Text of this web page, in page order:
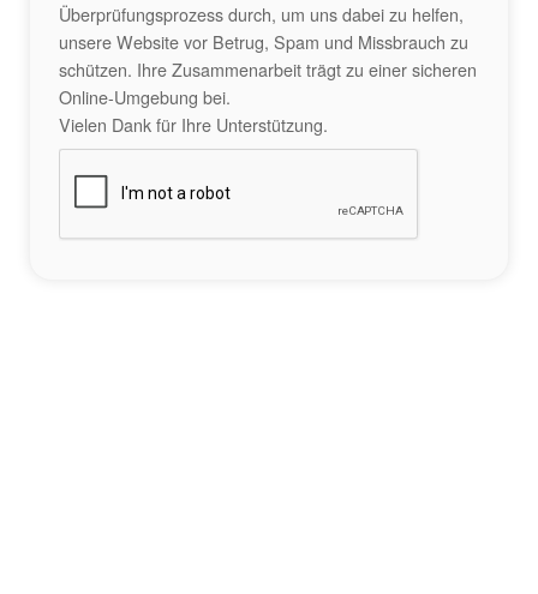
Überprüfungsprozess durch, um uns dabei zu helfen,
unsere Website vor Betrug, Spam und Missbrauch zu
schützen. Ihre Zusammenarbeit trägt zu einer sicheren
Online-Umgebung bei.
Vielen Dank für Ihre Unterstützung.